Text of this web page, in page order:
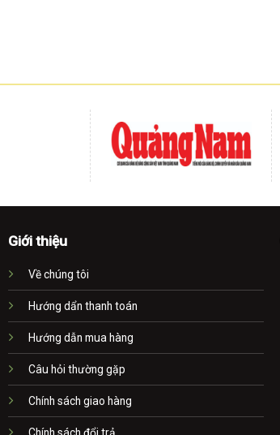
Giới thiệu
Về chúng tôi
Hướng dẩn thanh toán
Hướng dẫn mua hàng
Câu hỏi thường gặp
Chính sách giao hàng